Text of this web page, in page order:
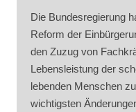
Die Bundesregierung
Reform der
den Zuzug von
Lebensleistung der
lebenden Menschen
wichtigsten